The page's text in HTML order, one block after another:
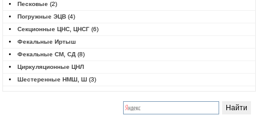
Песковые (2)
Погружные ЭЦВ (4)
Секционные ЦНС, ЦНСГ (6)
Фекальные Иртыш
Фекальные СМ, СД (8)
Циркуляционные ЦНЛ
Шестеренные НМШ, Ш (3)